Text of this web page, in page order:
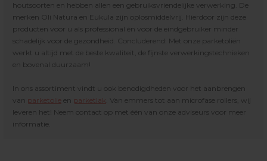
houtsoorten en hebben allen een gebruiksvriendelijke verwerking. De
merken Oli Natura en Eukula zijn oplosmiddelvrij. Hierdoor zijn deze
producten voor u als professional én voor de eindgebruiker minder
schadelijk voor de gezondheid. Concluderend: Met onze parketoliën
werkt u altijd met de beste kwaliteit, de fijnste verwerkingstechnieken
en bovenal duurzaam!
In ons assortiment vindt u ook benodigdheden voor het aanbrengen
van parketolie en parketlak
. Van emmers tot aan microfase rollers, wij
leveren het! Neem contact op met één van onze adviseurs voor meer
informatie.